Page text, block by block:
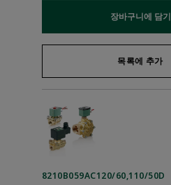
장바구니에 담기
목록에 추가
8210B059AC120/60,110/50D